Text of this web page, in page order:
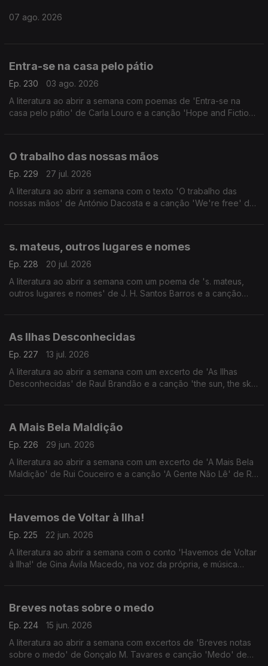
07 ago. 2026
Entra-se na casa pelo pátio
Ep. 230
03 ago. 2026
A literatura ao abrir a semana com poemas de 'Entra-se na
casa pelo pátio' de Carla Louro e a canção 'Hope and Fiction'
O trabalho das nossas mãos
Ep. 229
27 jul. 2026
A literatura ao abrir a semana com o texto 'O trabalho das
nossas mãos' de António Dacosta e a canção 'We're free' de
s. mateus, outros lugares e nomes
Ep. 228
20 jul. 2026
A literatura ao abrir a semana com um poema de 's. mateus,
outros lugares e nomes' de J. H. Santos Barros e a canção
As Ilhas Desconhecidas
Ep. 227
13 jul. 2026
A literatura ao abrir a semana com um excerto de 'As Ilhas
Desconhecidas' de Raul Brandão e a canção 'the sun, the sky'
A Mais Bela Maldição
Ep. 226
29 jun. 2026
A literatura ao abrir a semana com um excerto de 'A Mais Bela
Maldição' de Rui Couceiro e a canção 'A Gente Não Lê' de Rui
Havemos de Voltar à Ilha!
Ep. 225
22 jun. 2026
A literatura ao abrir a semana com o conto 'Havemos de Voltar
à Ilha!' de Gina Ávila Macedo, na voz da própria, e música
Breves notas sobre o medo
Ep. 224
15 jun. 2026
A literatura ao abrir a semana com excertos de 'Breves notas
sobre o medo' de Gonçalo M. Tavares e canção 'Medo' de